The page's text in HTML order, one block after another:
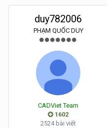
duy782006
PHẠM QUỐC DUY
CADViet Team
1602
2524 bài viết